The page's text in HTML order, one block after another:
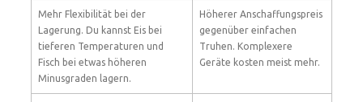
Mehr Flexibilität bei der
Lagerung. Du kannst Eis bei
tieferen Temperaturen und
Fisch bei etwas höheren
Minusgraden lagern.
Höherer Anschaffungspreis
gegenüber einfachen
Truhen. Komplexere
Geräte kosten meist mehr.